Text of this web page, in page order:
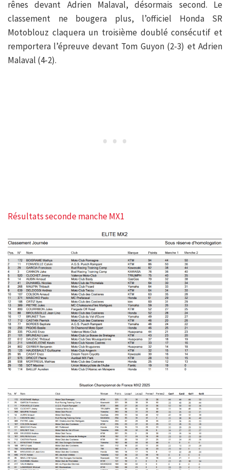
rênes devant Adrien Malaval, désormais second. Le
classement ne bougera plus, l’officiel Honda SR
Motoblouz claquera un troisième doublé consécutif et
remportera l’épreuve devant Tom Guyon (2-3) et Adrien
Malaval (4-2).
Résultats seconde manche MX1